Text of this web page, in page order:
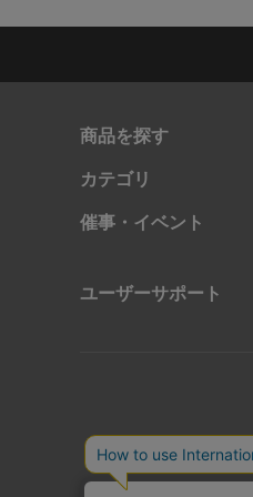
商品を探す
カテゴリ
催事・イベント
ユーザーサポート